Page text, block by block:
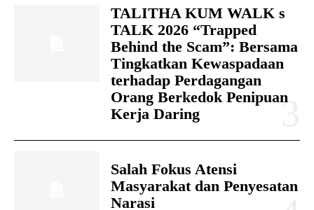
TALITHA KUM WALK s
TALK 2026 “Trapped
Behind the Scam”: Bersama
Tingkatkan Kewaspadaan
terhadap Perdagangan
Orang Berkedok Penipuan
Kerja Daring
Salah Fokus Atensi
Masyarakat dan Penyesatan
Narasi